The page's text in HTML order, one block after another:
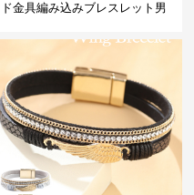
ド金具編み込みブレスレット男